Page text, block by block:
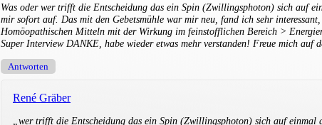
Was oder wer trifft die Entscheidung das ein Spin (Zwillingsphoton) sich auf
mir sofort auf. Das mit den Gebetsmühle war mir neu, fand ich sehr
Homöopathischen Mitteln mit der Wirkung im feinstofflichen Bereich >
Super Interview DANKE, habe wieder etwas mehr verstanden! Freue mich auf
Antworten
René Gräber
„wer trifft die Entscheidung das ein Spin (Zwillingsphoton) sich auf einmal